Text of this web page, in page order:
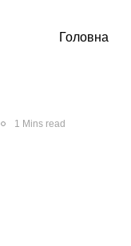
Головна
1 Mins read